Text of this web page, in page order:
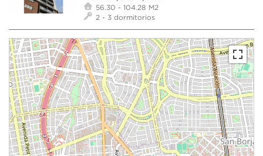
56.30 - 104.28 M2
2 - 3 dormitorios